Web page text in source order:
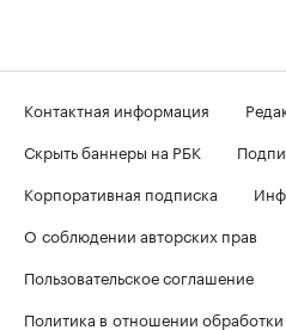
Контактная информация
Скрыть баннеры на РБК
Корпоративная подписка
О соблюдении авторских прав
Пользовательское соглашение
Политика в отношении